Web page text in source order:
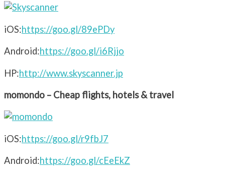
iOS:https://goo.gl/89ePDy
Android:https://goo.gl/i6Rjjo
HP:http://www.skyscanner.jp
momondo – Cheap flights, hotels & travel
iOS:https://goo.gl/r9fbJ7
Android:https://goo.gl/cEeEkZ